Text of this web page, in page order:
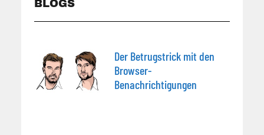
BLOGS
Der Betrugstrick mit den
Browser-
Benachrichtigungen